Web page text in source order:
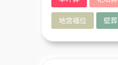
地宫福位 壁葬